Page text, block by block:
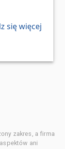
się więcej
zakres, a firma
ani